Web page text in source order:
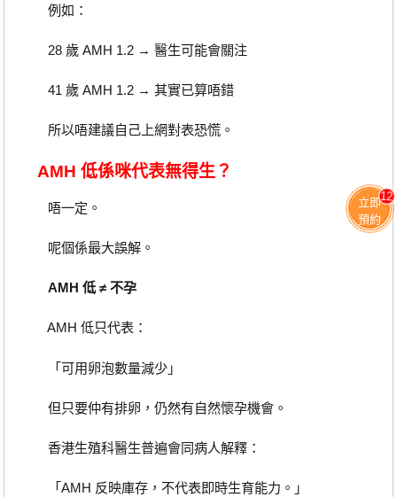
例如：
28 歲 AMH 1.2 → 醫生可能會關注
41 歲 AMH 1.2 → 其實已算唔錯
所以唔建議自己上網對表恐慌。
AMH 低係咪代表無得生？
唔一定。
呢個係最大誤解。
AMH 低 ≠ 不孕
AMH 低只代表：
「可用卵泡數量減少」
但只要仲有排卵，仍然有自然懷孕機會。
香港生殖科醫生普遍會同病人解釋：
「AMH 反映庫存，不代表即時生育能力。」
立即
預約
12